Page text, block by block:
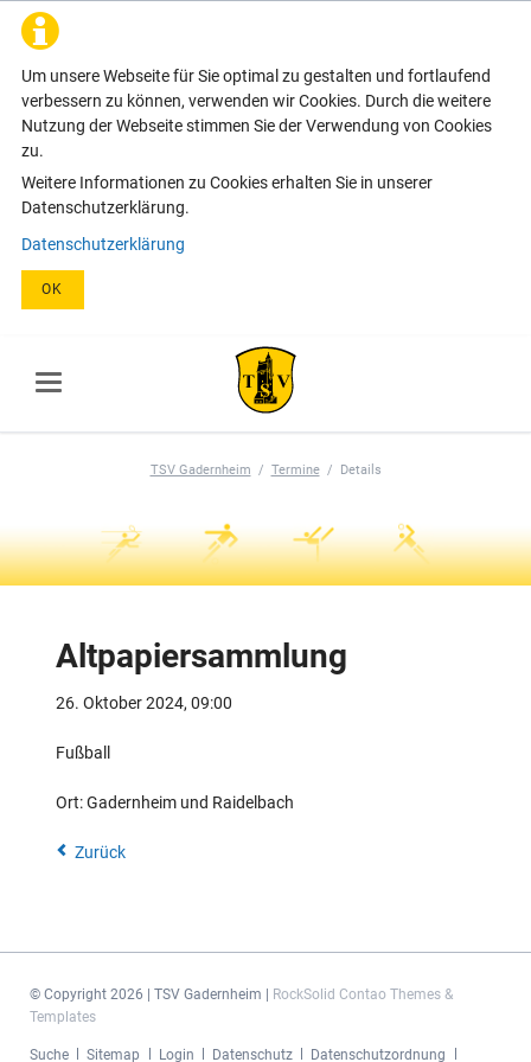
Um unsere Webseite für Sie optimal zu gestalten und fortlaufend
verbessern zu können, verwenden wir Cookies. Durch die weitere
Nutzung der Webseite stimmen Sie der Verwendung von Cookies
zu.
Weitere Informationen zu Cookies erhalten Sie in unserer
Datenschutzerklärung.
Datenschutzerklärung
OK
TSV Gadernheim Termine Details
Altpapiersammlung
26. Oktober 2024, 09:00
Fußball
Ort: Gadernheim und Raidelbach
Zurück
© Copyright 2026 | TSV Gadernheim |
RockSolid Contao Themes &
Templates
Navigation
Suche Sitemap Login Datenschutz Datenschutzordnung